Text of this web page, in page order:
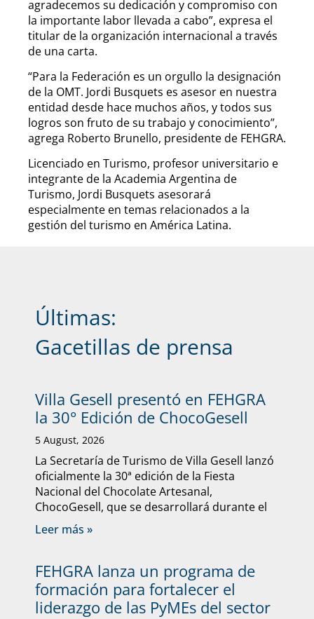
agradecemos su dedicación y compromiso con
la importante labor llevada a cabo”, expresa el
titular de la organización internacional a través
de una carta.
“Para la Federación es un orgullo la designación
de la OMT. Jordi Busquets es asesor en nuestra
entidad desde hace muchos años, y todos sus
logros son fruto de su trabajo y conocimiento”,
agrega Roberto Brunello, presidente de FEHGRA.
Licenciado en Turismo, profesor universitario e
integrante de la Academia Argentina de
Turismo, Jordi Busquets asesorará
especialmente en temas relacionados a la
gestión del turismo en América Latina.
Últimas:
Gacetillas de prensa
Villa Gesell presentó en FEHGRA
la 30° Edición de ChocoGesell
5 August, 2026
La Secretaría de Turismo de Villa Gesell lanzó
oficialmente la 30ª edición de la Fiesta
Nacional del Chocolate Artesanal,
ChocoGesell, que se desarrollará durante el
Leer más »
FEHGRA lanza un programa de
formación para fortalecer el
liderazgo de las PyMEs del sector